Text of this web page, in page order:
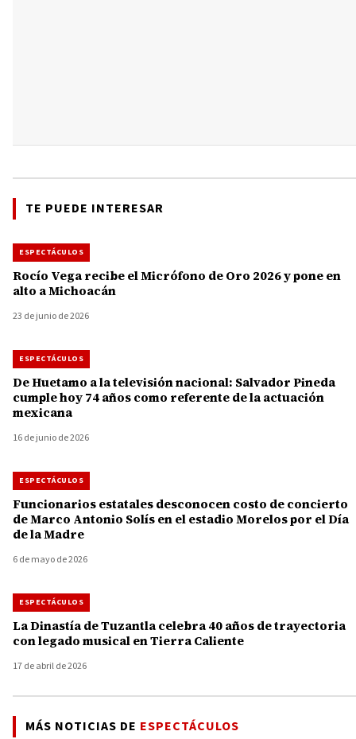
TE PUEDE INTERESAR
ESPECTÁCULOS
Rocío Vega recibe el Micrófono de Oro 2026 y pone en
alto a Michoacán
23 de junio de 2026
ESPECTÁCULOS
De Huetamo a la televisión nacional: Salvador Pineda
cumple hoy 74 años como referente de la actuación
mexicana
16 de junio de 2026
ESPECTÁCULOS
Funcionarios estatales desconocen costo de concierto
de Marco Antonio Solís en el estadio Morelos por el Día
de la Madre
6 de mayo de 2026
ESPECTÁCULOS
La Dinastía de Tuzantla celebra 40 años de trayectoria
con legado musical en Tierra Caliente
17 de abril de 2026
MÁS NOTICIAS DE ESPECTÁCULOS